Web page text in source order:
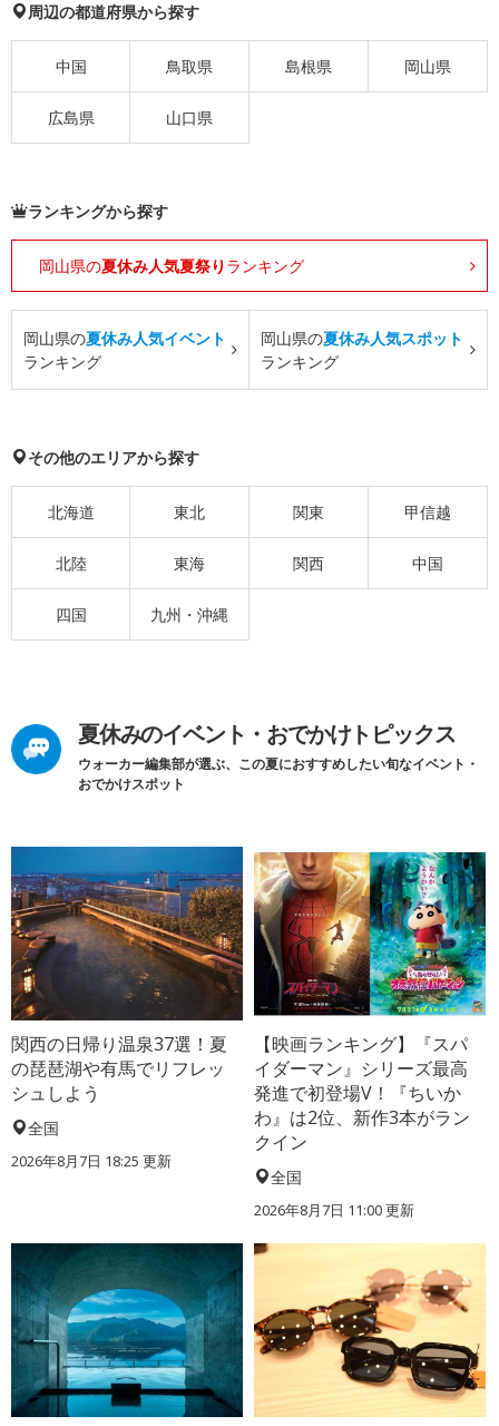
周辺の都道府県から探す
中国 鳥取県 島根県 岡山県
広島県 山口県
ランキングから探す
岡山県の夏休み人気夏祭り ランキング
岡山県の夏休み人気イベント
ランキング
岡山県の夏休み人気スポット
ランキング
その他のエリアから探す
北海道 東北 関東 甲信越
北陸 東海 関西 中国
四国 九州・沖縄
夏休みのイベント・おでかけトピックス
ウォーカー編集部が選ぶ、この夏におすすめしたい旬なイベント・
おでかけスポット
関西の日帰り温泉37選！夏
の琵琶湖や有馬でリフレッ
シュしよう
全国
2026年8月7日 18:25 更新
【映画ランキング】『スパ
イダーマン』シリーズ最高
発進で初登場V！『ちいか
わ』は2位、新作3本がラン
クイン
全国
2026年8月7日 11:00更新